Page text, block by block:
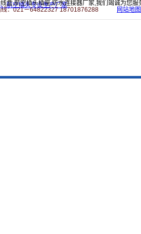
盒,航空插头插座,防水连接器厂家,我们竭诚为您服
线：021－64822327 18701876288
网站地图